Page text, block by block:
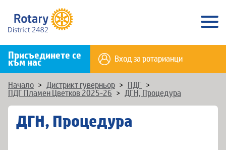
Присъединете се
към нас Вход за ротарианци
Начало > Дистрикт гуверньор > ПДГ
>
ПДГ Пламен Цветков 2025-26
> ДГН, Процедура
ДГН, Процедура